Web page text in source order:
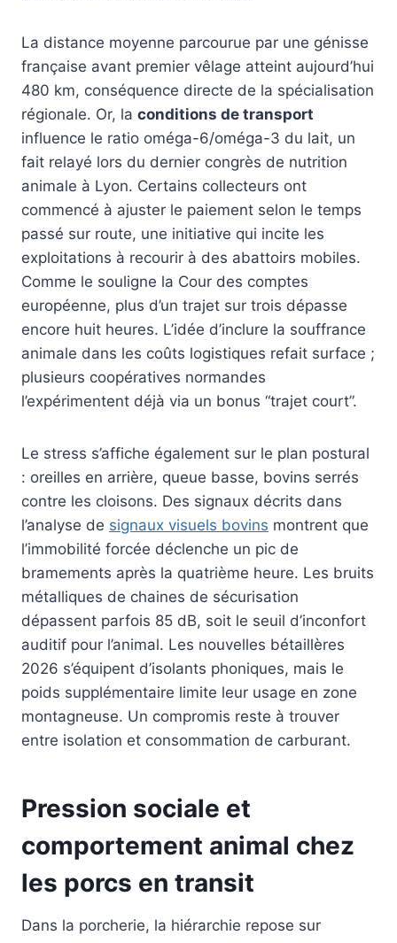
La distance moyenne parcourue par une génisse
française avant premier vêlage atteint aujourd’hui
480 km, conséquence directe de la spécialisation
régionale. Or, la conditions de transport
influence le ratio oméga-6/oméga-3 du lait, un
fait relayé lors du dernier congrès de nutrition
animale à Lyon. Certains collecteurs ont
commencé à ajuster le paiement selon le temps
passé sur route, une initiative qui incite les
exploitations à recourir à des abattoirs mobiles.
Comme le souligne la Cour des comptes
européenne, plus d’un trajet sur trois dépasse
encore huit heures. L’idée d’inclure la souffrance
animale dans les coûts logistiques refait surface ;
plusieurs coopératives normandes
l’expérimentent déjà via un bonus “trajet court”.
Le stress s’affiche également sur le plan postural
: oreilles en arrière, queue basse, bovins serrés
contre les cloisons. Des signaux décrits dans
l’analyse de signaux visuels bovins montrent que
l’immobilité forcée déclenche un pic de
bramements après la quatrième heure. Les bruits
métalliques de chaines de sécurisation
dépassent parfois 85 dB, soit le seuil d’inconfort
auditif pour l’animal. Les nouvelles bétaillères
2026 s’équipent d’isolants phoniques, mais le
poids supplémentaire limite leur usage en zone
montagneuse. Un compromis reste à trouver
entre isolation et consommation de carburant.
Pression sociale et
comportement animal chez
les porcs en transit
Dans la porcherie, la hiérarchie repose sur